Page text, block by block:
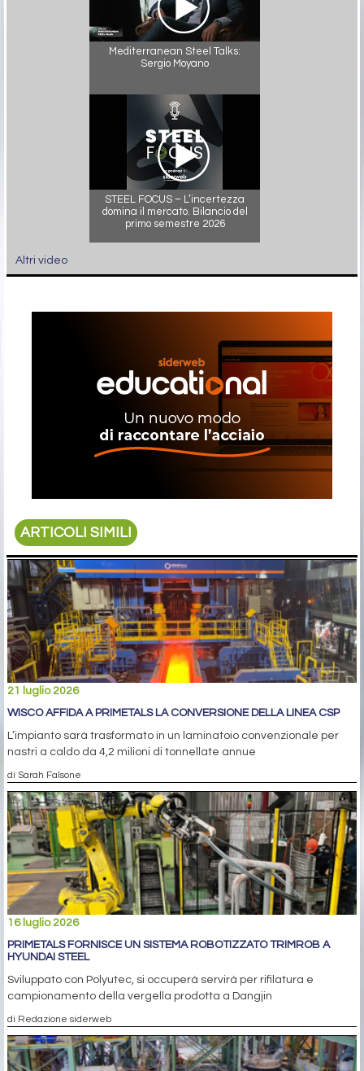
Mediterranean Steel Talks:
Sergio Moyano
STEEL FOCUS – L’incertezza
domina il mercato. Bilancio del
primo semestre 2026
Altri video
ARTICOLI SIMILI
21 luglio 2026
WISCO AFFIDA A PRIMETALS LA CONVERSIONE DELLA LINEA CSP
L’impianto sarà trasformato in un laminatoio convenzionale per
nastri a caldo da 4,2 milioni di tonnellate annue
di Sarah Falsone
16 luglio 2026
PRIMETALS FORNISCE UN SISTEMA ROBOTIZZATO TRIMROB A
HYUNDAI STEEL
Sviluppato con Polyutec, si occuperà servirà per rifilatura e
campionamento della vergella prodotta a Dangjin
di Redazione siderweb